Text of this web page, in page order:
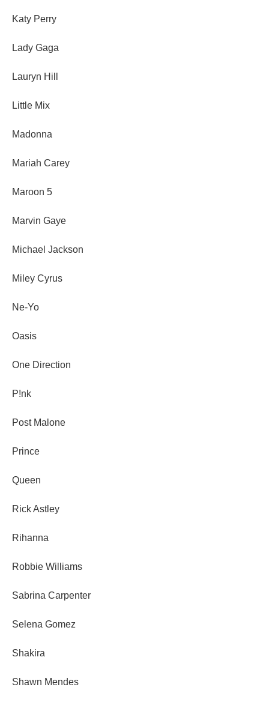
Katy Perry
Lady Gaga
Lauryn Hill
Little Mix
Madonna
Mariah Carey
Maroon 5
Marvin Gaye
Michael Jackson
Miley Cyrus
Ne-Yo
Oasis
One Direction
P!nk
Post Malone
Prince
Queen
Rick Astley
Rihanna
Robbie Williams
Sabrina Carpenter
Selena Gomez
Shakira
Shawn Mendes